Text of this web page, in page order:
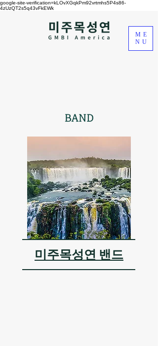
google-site-verification=kLOvXGqkPm92vrtmhs5P4s86-
4zUzQT2s5q43vFkEWk
ME
NU
BAND 1
​미주목성연 밴드